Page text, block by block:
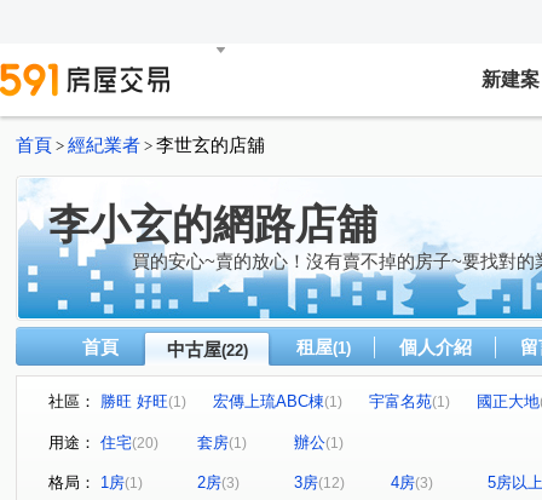
新建案
首頁 > 經紀業者 > 李世玄的店舖
李小玄的網路店舖
買的安心~賣的放心！沒有賣不掉的房子~要找對的
首頁 中古屋(22) 租屋(1) 個人介紹
社區： 勝旺 好旺(1) 宏傳上琉ABC棟(1) 宇富名苑(1) 國正大地
天尊 日南家天下 氧樂多
中正路 昌隆一街 育英一街 中興路
龍山
用途： 住宅(20) 套房(1) 辦公(1)
格局： 1房(1) 2房(3) 3房(12) 4房(3) 5房以上